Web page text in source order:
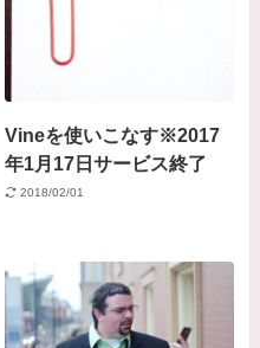
Vineを使いこなす※2017
年1月17日サービス終了
2018/02/01